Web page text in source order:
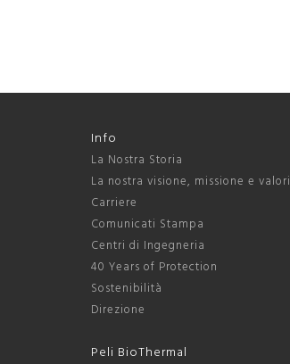
Info
La Nostra Storia
La nostra visione, missione e valori
Carriere
Comunicati Stampa
Centri di Ingegneria
40 Years of Protection
Sostenibilità
Direzione
Peli BioThermal